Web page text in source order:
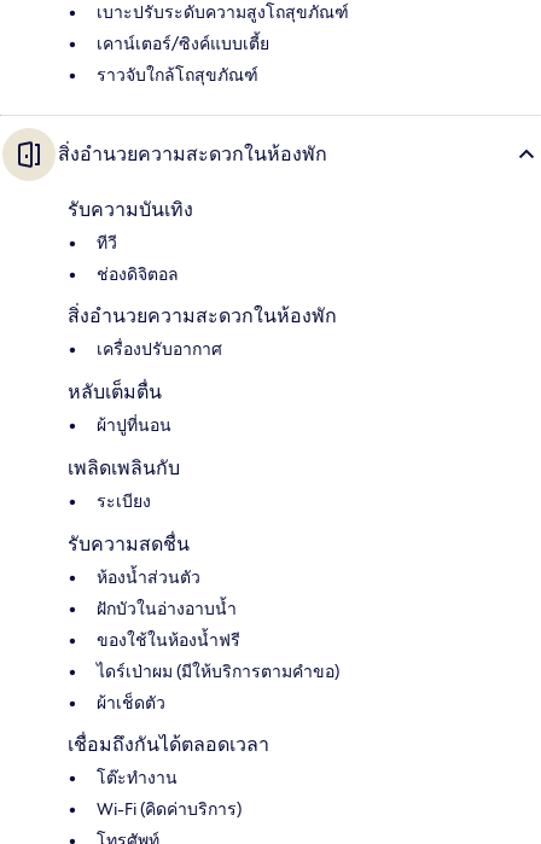
เบาะปรับระดับความสูงโถสุขภัณฑ์
เคาน์เตอร์/ซิงค์แบบเตี้ย
ราวจับใกล้โถสุขภัณฑ์
สิ่งอำนวยความสะดวกในห้องพัก
รับความบันเทิง
ทีวี
ช่องดิจิตอล
สิ่งอำนวยความสะดวกในห้องพัก
เครื่องปรับอากาศ
หลับเต็มตื่น
ผ้าปูที่นอน
เพลิดเพลินกับ
ระเบียง
รับความสดชื่น
ห้องน้ำส่วนตัว
ฝักบัวในอ่างอาบน้ำ
ของใช้ในห้องน้ำฟรี
ไดร์เป่าผม (มีให้บริการตามคำขอ)
ผ้าเช็ดตัว
เชื่อมถึงกันได้ตลอดเวลา
โต๊ะทำงาน
Wi-Fi (คิดค่าบริการ)